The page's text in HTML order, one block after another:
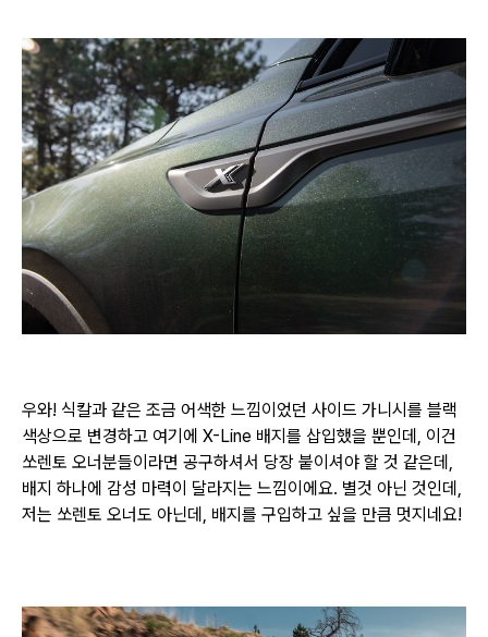
우와! 식칼과 같은 조금 어색한 느낌이었던 사이드 가니시를 블랙
색상으로 변경하고 여기에 X-Line 배지를 삽입했을 뿐인데, 이건
쏘렌토 오너분들이라면 공구하셔서 당장 붙이셔야 할 것 같은데,
배지 하나에 감성 마력이 달라지는 느낌이에요. 별것 아닌 것인데,
저는 쏘렌토 오너도 아닌데, 배지를 구입하고 싶을 만큼 멋지네요!